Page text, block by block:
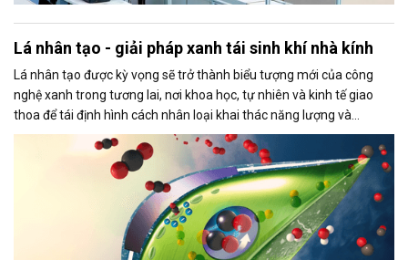
Lá nhân tạo - giải pháp xanh tái sinh khí nhà kính
Lá nhân tạo được kỳ vọng sẽ trở thành biểu tượng mới của công
nghệ xanh trong tương lai, nơi khoa học, tự nhiên và kinh tế giao
thoa để tái định hình cách nhân loại khai thác năng lượng và
nguyên liệu.